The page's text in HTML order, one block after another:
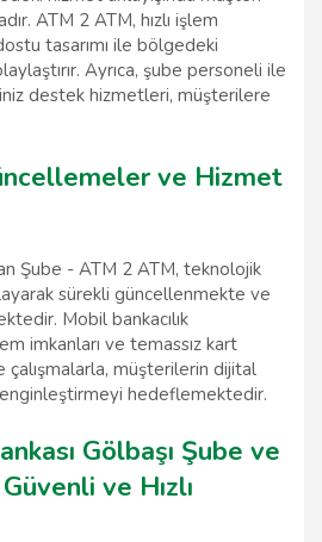
ATM 2 ATM, hızlı işlem
tasarımı ile bölgedeki
Ayrıca, şube personeli ile
destek hizmetleri, müşterilere
ve Hizmet
Şube - ATM 2 ATM, teknolojik
sürekli güncellenmekte ve
Mobil bankacılık
imkanları ve temassız kart
müşterilerin dijital
hedeflemektedir.
Gölbaşı Şube ve
ve Hızlı